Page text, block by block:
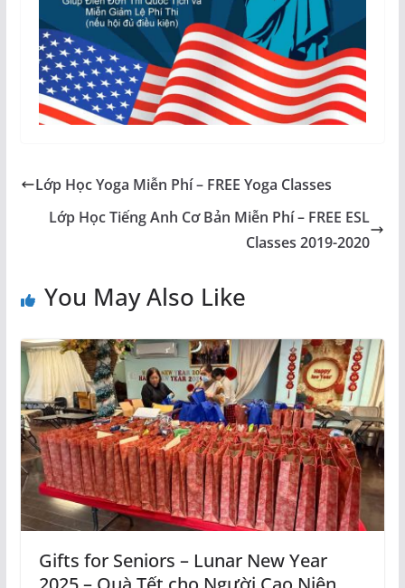
Lớp Học Yoga Miễn Phí – FREE Yoga Classes
Lớp Học Tiếng Anh Cơ Bản Miễn Phí – FREE ESL
Classes 2019-2020
You May Also Like
Gifts for Seniors – Lunar New Year